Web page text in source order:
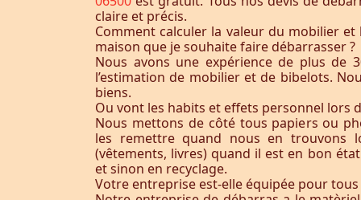
claire et précis.
Comment calculer la valeur du mobilier
maison que je souhaite faire débarrasser ?
Nous avons une expérience de plus de
l’estimation de mobilier et de bibelots.
biens.
Ou vont les habits et effets personnel lors
Nous mettons de côté tous papiers ou
les remettre quand nous en trouvons
(vêtements, livres) quand il est en bon
et sinon en recyclage.
Votre entreprise est-elle équipée pour